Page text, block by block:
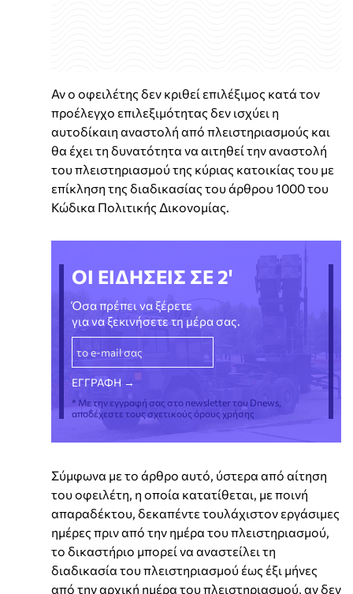
Αν ο οφειλέτης δεν κριθεί επιλέξιμος κατά τον
προέλεγχο επιλεξιμότητας δεν ισχύει η
αυτοδίκαιη αναστολή από πλειστηριασμούς και
θα έχει τη δυνατότητα να αιτηθεί την αναστολή
του πλειστηριασμού της κύριας κατοικίας του με
επίκληση της διαδικασίας του άρθρου 1000 του
Κώδικα Πολιτικής Δικονομίας.
ΟΙ ΕΙΔΗΣΕΙΣ ΣΕ 2'
Όσα πρέπει να ξέρετε
για να ξεκινήσετε τη μέρα σας.
* Με την εγγραφή σας στο newsletter του Dnews,
αποδέχεστε τους σχετικούς όρους χρήσης
Σύμφωνα με το άρθρο αυτό, ύστερα από αίτηση
του οφειλέτη, η οποία κατατίθεται, με ποινή
απαραδέκτου, δεκαπέντε τουλάχιστον εργάσιμες
ημέρες πριν από την ημέρα του πλειστηριασμού,
το δικαστήριο μπορεί να αναστείλει τη
διαδικασία του πλειστηριασμού έως έξι μήνες
από την αρχική ημέρα του πλειστηριασμού, αν δεν